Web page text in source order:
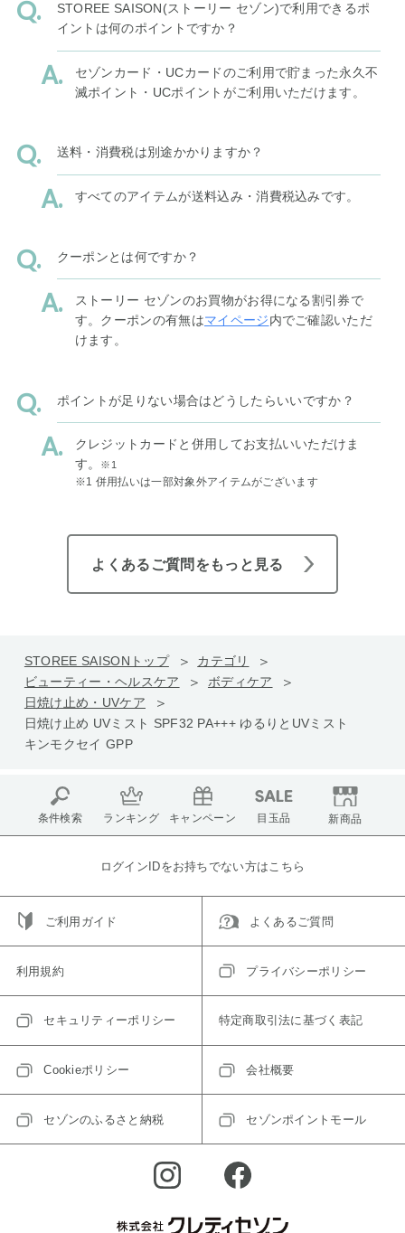
STOREE SAISON(ストーリー セゾン)で利用できるポ
イントは何のポイントですか？
セゾンカード・UCカードのご利用で貯まった永久不
滅ポイント・UCポイントがご利用いただけます。
送料・消費税は別途かかりますか？
すべてのアイテムが送料込み・消費税込みです。
クーポンとは何ですか？
ストーリー セゾンのお買物がお得になる割引券で
す。クーポンの有無はマイページ内でご確認いただ
けます。
ポイントが足りない場合はどうしたらいいですか？
クレジットカードと併用してお支払いいただけま
す。
※1
※1 併用払いは一部対象外アイテムがございます
よくあるご質問をもっと見る
STOREE SAISONトップ
カテゴリ
ビューティー・ヘルスケア
ボディケア
日焼け止め・UVケア
日焼け止め UVミスト SPF32 PA+++ ゆるりとUVミスト
キンモクセイ GPP
条件検索 ランキング キャンペーン 目玉品 新商品
ログインIDをお持ちでない方はこちら
ご利用ガイド よくあるご質問
利用規約 プライバシーポリシー
セキュリティーポリシー 特定商取引法に基づく表記
Cookieポリシー 会社概要
セゾンのふるさと納税 セゾンポイントモール